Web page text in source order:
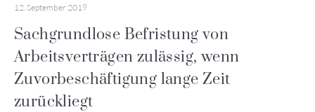
12. September 2019
Sachgrundlose Befristung von
Arbeitsverträgen zulässig, wenn
Zuvorbeschäftigung lange Zeit
zurückliegt